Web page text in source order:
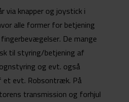
via knapper og joystick i
alle former for betjening
De mange
til styring/betjening af
og evt. også
evt. Robsontræk. På
transmission og forhjul